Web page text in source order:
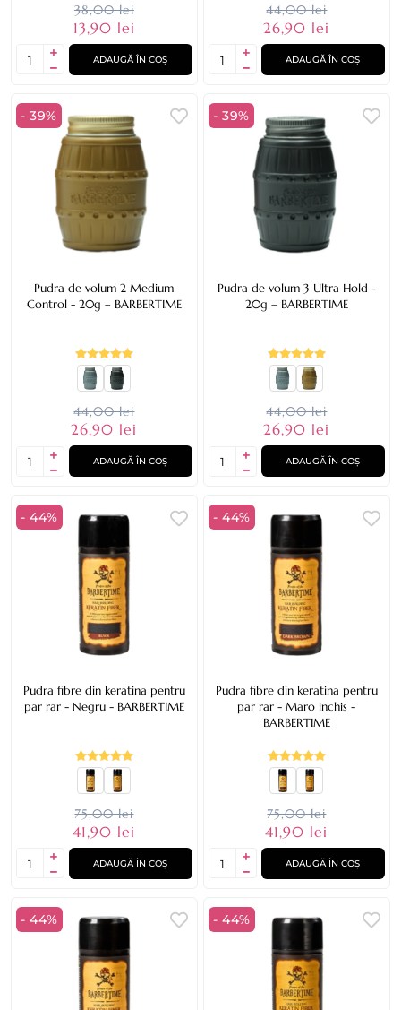
38,00 lei
13,90 lei
ADAUGĂ ÎN COȘ
44,00 lei
26,90 lei
ADAUGĂ ÎN COȘ
- 39%
Pudra de volum 2 Medium
Control - 20g – BARBERTIME
44,00 lei
26,90 lei
ADAUGĂ ÎN COȘ
- 39%
Pudra de volum 3 Ultra Hold -
20g – BARBERTIME
44,00 lei
26,90 lei
ADAUGĂ ÎN COȘ
- 44%
Pudra fibre din keratina pentru
par rar - Negru - BARBERTIME
75,00 lei
41,90 lei
ADAUGĂ ÎN COȘ
- 44%
Pudra fibre din keratina pentru
par rar - Maro inchis -
BARBERTIME
75,00 lei
41,90 lei
ADAUGĂ ÎN COȘ
- 44% - 44%